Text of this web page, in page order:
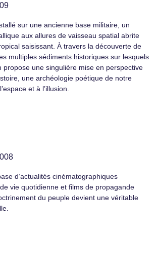
sur une ancienne base militaire, un
aux allures de vaisseau spatial abrite
saisissant. À travers la découverte de
multiples sédiments historiques sur lesquels
propose une singulière mise en perspective
une archéologie poétique de notre
et à l’illusion.
d’actualités cinématographiques
vie quotidienne et films de propagande
du peuple devient une véritable